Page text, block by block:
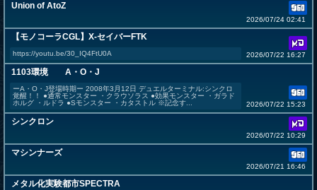
Union of AtoZ
2026/07/24 02:41
【モノコーラCGL】X-セイバーFTK
https://youtu.be/30_IQ4FtU0A 2026/07/22 16:27
1103環境 A・O・J
ーA・O・J登場時期ー 2008年3月12日 デュエルターミナル:シンクロ
覚醒！！ ●通常モンスター ・クラウソラス ●効果モンスター ・ガラド
ホルグ ・ルドラ ●Sモンスター ・カタストル ※記念す...
2026/07/22 15:23
シンクロン
2026/07/22 10:29
マシンナーズ
2026/07/21 16:46
メタル化実験都市SPECTRA